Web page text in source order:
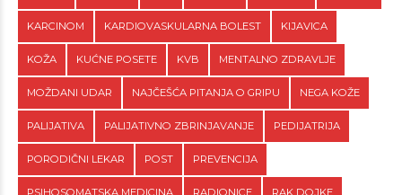
KARCINOM KARDIOVASKULARNA BOLEST KIJAVICA
KOŽA KUĆNE POSETE KVB MENTALNO ZDRAVLJE
MOŽDANI UDAR NAJČEŠĆA PITANJA O GRIPU NEGA KOŽE
PALIJATIVA PALIJATIVNO ZBRINJAVANJE PEDIJATRIJA
PORODIČNI LEKAR POST PREVENCIJA
PSIHOSOMATSKA MEDICINA RADIONICE RAK DOJKE